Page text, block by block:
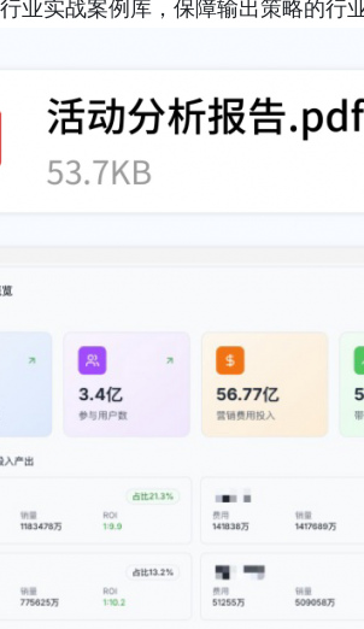
业实战案例库，保障输出策略的行